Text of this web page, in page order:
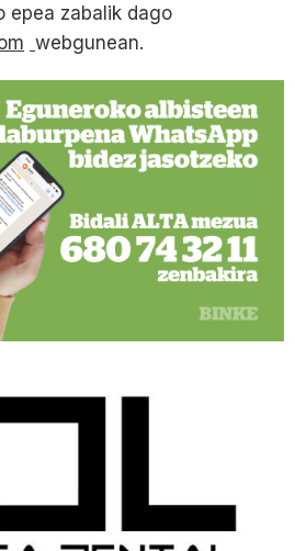
epea zabalik dago
webgunean.